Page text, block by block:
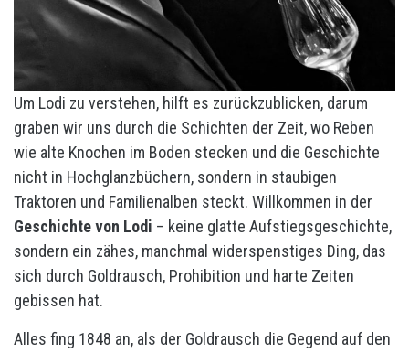
Um Lodi zu verstehen, hilft es zurückzublicken, darum
graben wir uns durch die Schichten der Zeit, wo Reben
wie alte Knochen im Boden stecken und die Geschichte
nicht in Hochglanzbüchern, sondern in staubigen
Traktoren und Familienalben steckt. Willkommen in der
Geschichte von Lodi – keine glatte Aufstiegsgeschichte,
sondern ein zähes, manchmal widerspenstiges Ding, das
sich durch Goldrausch, Prohibition und harte Zeiten
gebissen hat.
Alles fing 1848 an, als der Goldrausch die Gegend auf den